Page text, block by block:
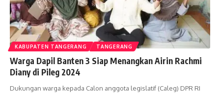
KABUPATEN TANGERANG TANGERANG
Warga Dapil Banten 3 Siap Menangkan Airin Rachmi
Diany di Pileg 2024
Dukungan warga kepada Calon anggota legislatif (Caleg) DPR RI